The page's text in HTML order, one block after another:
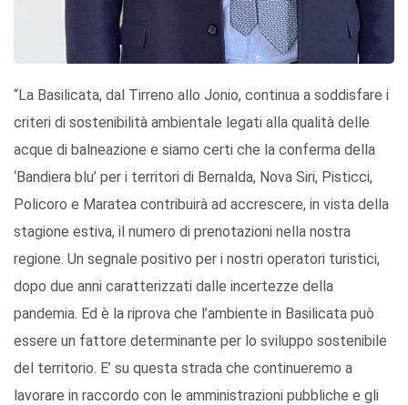
“La Basilicata, dal Tirreno allo Jonio, continua a soddisfare i
criteri di sostenibilità ambientale legati alla qualità delle
acque di balneazione e siamo certi che la conferma della
‘Bandiera blu’ per i territori di Bernalda, Nova Siri, Pisticci,
Policoro e Maratea contribuirà ad accrescere, in vista della
stagione estiva, il numero di prenotazioni nella nostra
regione. Un segnale positivo per i nostri operatori turistici,
dopo due anni caratterizzati dalle incertezze della
pandemia. Ed è la riprova che l’ambiente in Basilicata può
essere un fattore determinante per lo sviluppo sostenibile
del territorio. E’ su questa strada che continueremo a
lavorare in raccordo con le amministrazioni pubbliche e gli